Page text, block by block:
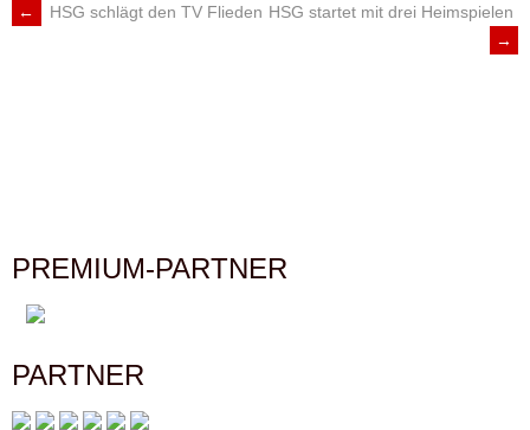
ARTIKEL-
← HSG schlägt den TV Flieden HSG startet mit drei Heimspielen
→
PREMIUM-PARTNER
PARTNER